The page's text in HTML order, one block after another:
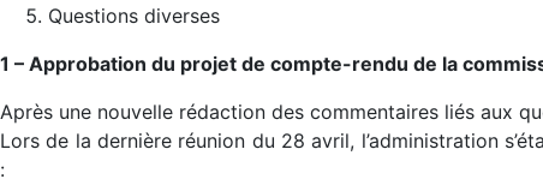
Questions diverses
1 – Approbation du projet de compte-rendu de la
Après une nouvelle rédaction des commentaires liés aux
Lors de la dernière réunion du 28 avril, l’administration
: